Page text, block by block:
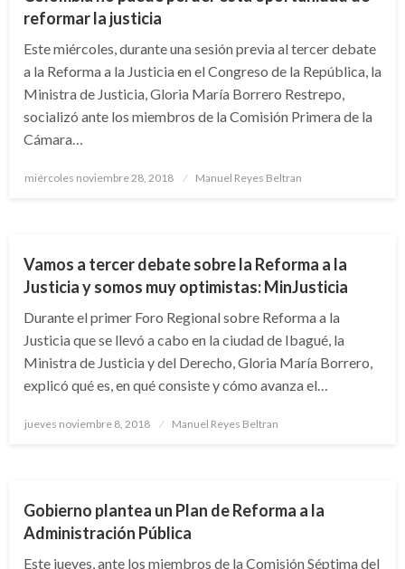
reformar la justicia
Este miércoles, durante una sesión previa al tercer debate
a la Reforma a la Justicia en el Congreso de la República, la
Ministra de Justicia, Gloria María Borrero Restrepo,
socializó ante los miembros de la Comisión Primera de la
Cámara…
Publicado
miércoles noviembre 28, 2018 Manuel Reyes Beltran
Vamos a tercer debate sobre la Reforma a la
Justicia y somos muy optimistas: MinJusticia
Durante el primer Foro Regional sobre Reforma a la
Justicia que se llevó a cabo en la ciudad de Ibagué, la
Ministra de Justicia y del Derecho, Gloria María Borrero,
explicó qué es, en qué consiste y cómo avanza el…
Publicado
jueves noviembre 8, 2018 Manuel Reyes Beltran
Gobierno plantea un Plan de Reforma a la
Administración Pública
Este jueves, ante los miembros de la Comisión Séptima del